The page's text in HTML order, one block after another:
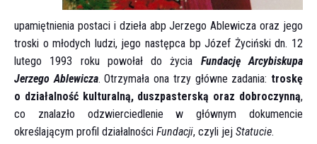
upamiętnienia postaci i dzieła abp Jerzego Able­wicza oraz jego
troski o młodych ludzi, jego następca bp Józef Życiński dn. 12
lutego 1993 roku powołał do życia Fundację Arcybiskupa
Jerzego Ablewicza. Otrzymała ona trzy główne zadania: troskę
o działalność kulturalną, duszpasterską oraz dobroczynną,
co znalazło odzwiercie­dlenie w głównym dokumencie
określającym profil dzia­łalności Fundacji, czyli jej Statucie.